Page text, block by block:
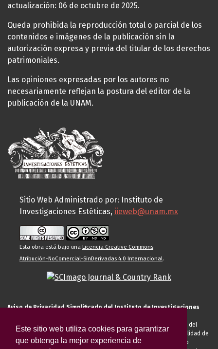
Este sitio web utiliza cookies para garantizar
que obtenga la mejor experiencia de
actualización: 06 de octubre de 2025.
Queda prohibida la reproducción total o parcial de los
contenidos e imágenes de la publicación sin la
autorización expresa y previa del titular de los derechos
patrimoniales.
Las opiniones expresadas por los autores no
necesariamente reflejan la postura del editor de la
publicación de la UNAM.
Sitio Web Administrado por: Instituto de
Investigaciones Estéticas, iieweb@unam.mx
Esta obra está bajo una Licencia Creative Commons
Atribución-NoComercial-SinDerivadas 4.0 Internacional.
Aviso de Privacidad Simplificado del Instituto de Investigaciones
El Instituto de Investigaciones Estéticas de la UNAM, es responsable del
tratamiento de sus datos personales para el registro de usted en calidad de
alumno, docente, personal de la entidad académica, conferencista o